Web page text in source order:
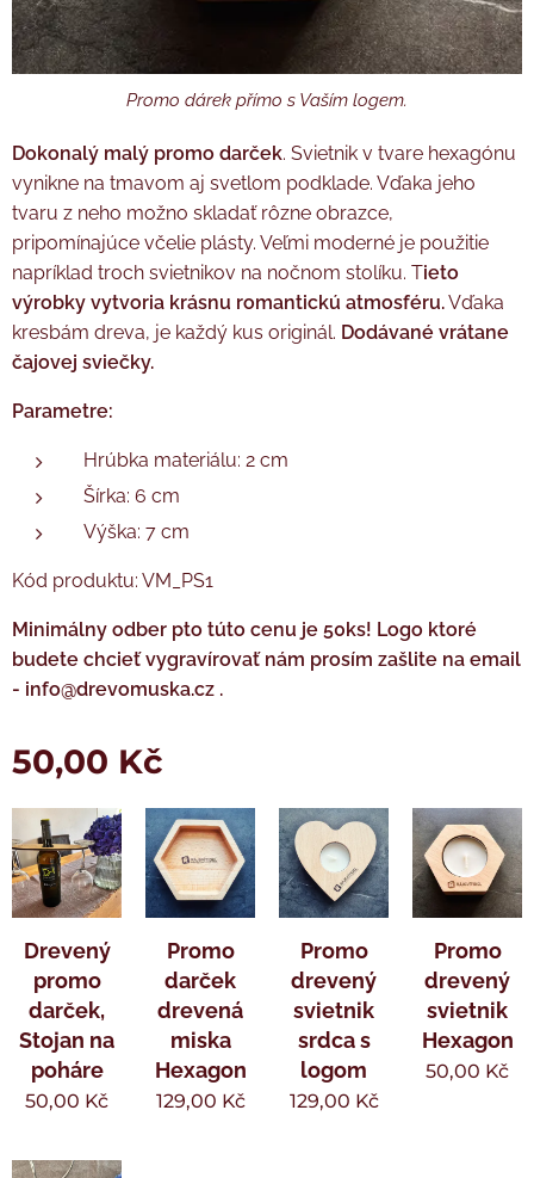
Promo dárek přímo s Vaším logem.
Dokonalý malý promo darček. Svietnik v tvare hexagónu
vynikne na tmavom aj svetlom podklade. Vďaka jeho
tvaru z neho možno skladať rôzne obrazce,
pripomínajúce včelie plásty. Veľmi moderné je použitie
napríklad troch svietnikov na nočnom stolíku. Tieto
výrobky vytvoria krásnu romantickú atmosféru.Vďaka
kresbám dreva, je každý kus originál. Dodávané vrátane
čajovej sviečky.
Parametre:
Hrúbka materiálu: 2 cm
Šírka: 6 cm
Výška: 7 cm
Kód produktu: VM_PS1
Minimálny odber pto túto cenu je 50ks! Logo ktoré
budete chcieť vygravírovať nám prosím zašlite na email
- info@drevomuska.cz .
50,00 Kč
Drevený
promo
darček,
Stojan na
poháre
50,00 Kč
Promo
darček
drevená
miska
Hexagon
129,00 Kč
Promo
drevený
svietnik
srdca s
logom
129,00 Kč
Promo
drevený
svietnik
Hexagon
50,00 Kč